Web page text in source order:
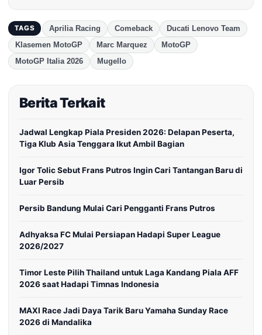
TAGS Aprilia Racing Comeback
Ducati Lenovo Team
Klasemen MotoGP
Marc Marquez
MotoGP
MotoGP Italia 2026
Mugello
Berita Terkait
Jadwal Lengkap Piala Presiden 2026: Delapan Peserta,
Tiga Klub Asia Tenggara Ikut Ambil Bagian
Igor Tolic Sebut Frans Putros Ingin Cari Tantangan Baru di
Luar Persib
Persib Bandung Mulai Cari Pengganti Frans Putros
Adhyaksa FC Mulai Persiapan Hadapi Super League
2026/2027
Timor Leste Pilih Thailand untuk Laga Kandang Piala AFF
2026 saat Hadapi Timnas Indonesia
MAXI Race Jadi Daya Tarik Baru Yamaha Sunday Race
2026 di Mandalika